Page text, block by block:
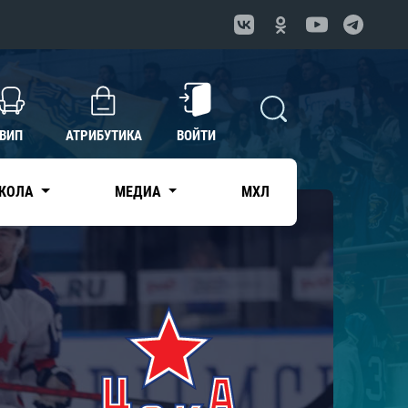
ВИП АТРИБУТИКА ВОЙТИ
МЕДИА МХЛ